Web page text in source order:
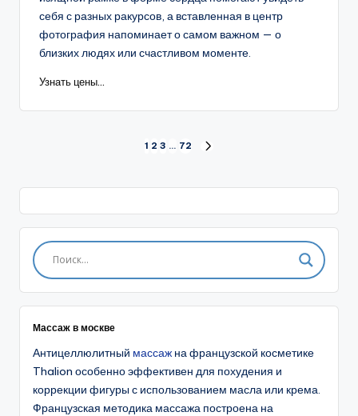
себя с разных ракурсов, а вставленная в центр
фотография напоминает о самом важном — о
близких людях или счастливом моменте.
Узнать цены...
записей
1 2 3 … 72
Массаж в москве
Антицеллюлитный массаж на французской косметике
Thalion особенно эффективен для похудения и
коррекции фигуры с использованием масла или крема.
Французская методика массажа построена на